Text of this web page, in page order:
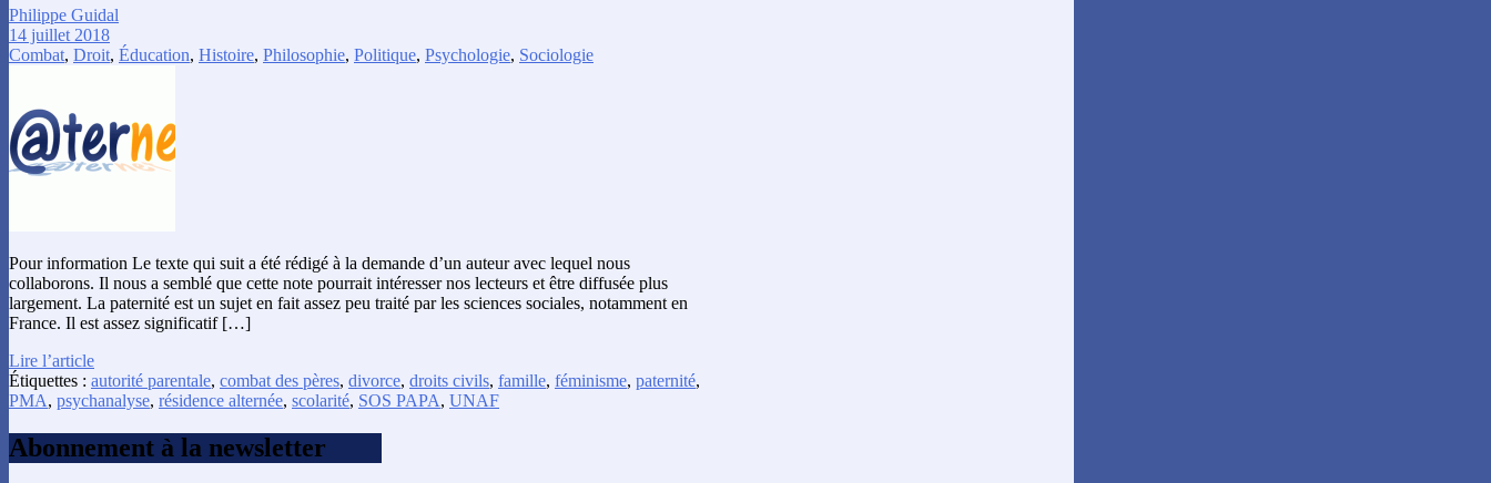
Philippe Guidal
14 juillet 2018
Combat, Droit, Éducation, Histoire, Philosophie, Politique, Psychologie, Sociologie
Pour information Le texte qui suit a été rédigé à la demande d’un auteur avec lequel nous
collaborons. Il nous a semblé que cette note pourrait intéresser nos lecteurs et être diffusée plus
largement. La paternité est un sujet en fait assez peu traité par les sciences sociales, notamment en
France. Il est assez significatif […]
Lire l’article
Étiquettes : autorité parentale, combat des pères, divorce, droits civils, famille, féminisme, paternité,
PMA, psychanalyse, résidence alternée, scolarité, SOS PAPA, UNAF
Abonnement à la newsletter